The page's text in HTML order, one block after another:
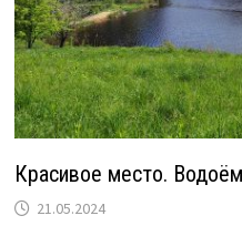
Красивое место.
21.05.2024